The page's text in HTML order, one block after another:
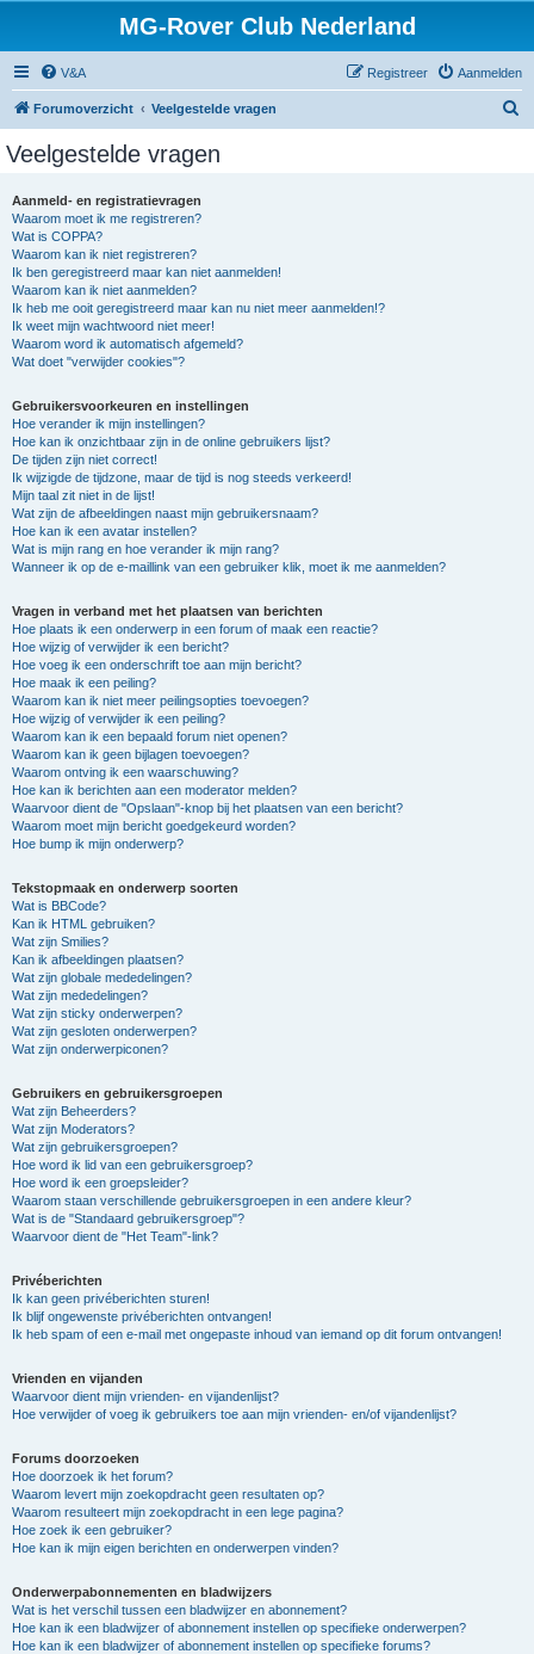
MG-Rover Club Nederland
V&A Aanmelden
Registreer
Forumoverzicht Veelgestelde vragen
Veelgestelde vragen
Aanmeld- en registratievragen
Waarom moet ik me registreren?
Wat is COPPA?
Waarom kan ik niet registreren?
Ik ben geregistreerd maar kan niet aanmelden!
Waarom kan ik niet aanmelden?
Ik heb me ooit geregistreerd maar kan nu niet meer aanmelden!?
Ik weet mijn wachtwoord niet meer!
Waarom word ik automatisch afgemeld?
Wat doet "verwijder cookies"?
Gebruikersvoorkeuren en instellingen
Hoe verander ik mijn instellingen?
Hoe kan ik onzichtbaar zijn in de online gebruikers lijst?
De tijden zijn niet correct!
Ik wijzigde de tijdzone, maar de tijd is nog steeds verkeerd!
Mijn taal zit niet in de lijst!
Wat zijn de afbeeldingen naast mijn gebruikersnaam?
Hoe kan ik een avatar instellen?
Wat is mijn rang en hoe verander ik mijn rang?
Wanneer ik op de e-maillink van een gebruiker klik, moet ik me aanmelden?
Vragen in verband met het plaatsen van berichten
Hoe plaats ik een onderwerp in een forum of maak een reactie?
Hoe wijzig of verwijder ik een bericht?
Hoe voeg ik een onderschrift toe aan mijn bericht?
Hoe maak ik een peiling?
Waarom kan ik niet meer peilingsopties toevoegen?
Hoe wijzig of verwijder ik een peiling?
Waarom kan ik een bepaald forum niet openen?
Waarom kan ik geen bijlagen toevoegen?
Waarom ontving ik een waarschuwing?
Hoe kan ik berichten aan een moderator melden?
Waarvoor dient de "Opslaan"-knop bij het plaatsen van een bericht?
Waarom moet mijn bericht goedgekeurd worden?
Hoe bump ik mijn onderwerp?
Tekstopmaak en onderwerp soorten
Wat is BBCode?
Kan ik HTML gebruiken?
Wat zijn Smilies?
Kan ik afbeeldingen plaatsen?
Wat zijn globale mededelingen?
Wat zijn mededelingen?
Wat zijn sticky onderwerpen?
Wat zijn gesloten onderwerpen?
Wat zijn onderwerpiconen?
Gebruikers en gebruikersgroepen
Wat zijn Beheerders?
Wat zijn Moderators?
Wat zijn gebruikersgroepen?
Hoe word ik lid van een gebruikersgroep?
Hoe word ik een groepsleider?
Waarom staan verschillende gebruikersgroepen in een andere kleur?
Wat is de "Standaard gebruikersgroep"?
Waarvoor dient de "Het Team"-link?
Privéberichten
Ik kan geen privéberichten sturen!
Ik blijf ongewenste privéberichten ontvangen!
Ik heb spam of een e-mail met ongepaste inhoud van iemand op dit forum ontvangen!
Vrienden en vijanden
Waarvoor dient mijn vrienden- en vijandenlijst?
Hoe verwijder of voeg ik gebruikers toe aan mijn vrienden- en/of vijandenlijst?
Forums doorzoeken
Hoe doorzoek ik het forum?
Waarom levert mijn zoekopdracht geen resultaten op?
Waarom resulteert mijn zoekopdracht in een lege pagina?
Hoe zoek ik een gebruiker?
Hoe kan ik mijn eigen berichten en onderwerpen vinden?
Onderwerpabonnementen en bladwijzers
Wat is het verschil tussen een bladwijzer en abonnement?
Hoe kan ik een bladwijzer of abonnement instellen op specifieke onderwerpen?
Hoe kan ik een bladwijzer of abonnement instellen op specifieke forums?